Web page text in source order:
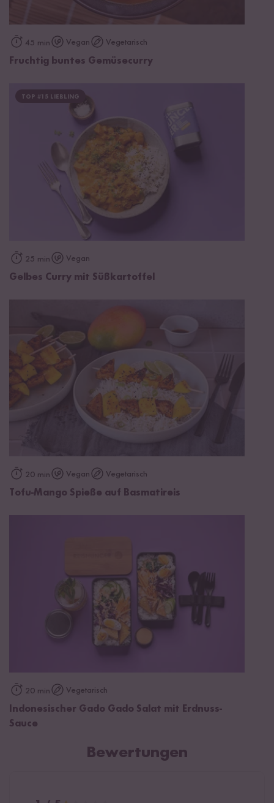
45 min Vegan Vegetarisch
Fruchtig buntes Gemüsecurry
TOP #15 LIEBLING
25 min Vegan
Gelbes Curry mit Süßkartoffel
20 min Vegan Vegetarisch
Tofu-Mango Spieße auf Basmatireis
20 min Vegetarisch
Indonesischer Gado Gado Salat mit Erdnuss-
Sauce
Bewertungen